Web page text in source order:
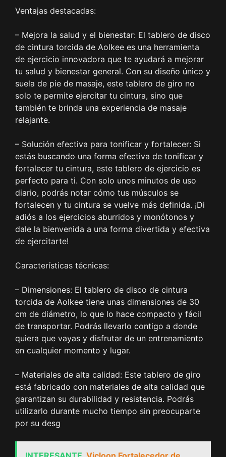
Ventajas destacadas:
– Mejora la salud y el bienestar: El tablero de disco
de cintura torcida de Aolkee es una herramienta
de ejercicio innovadora que te ayudará a mejorar
tu salud y bienestar general. Con su diseño único y
suela de pie de masaje, este tablero de giro no
solo te permite ejercitar tu cintura, sino que
también te brinda una experiencia de masaje
relajante.
– Solución efectiva para tonificar y fortalecer: Si
estás buscando una forma efectiva de tonificar y
fortalecer tu cintura, este tablero de ejercicio es
perfecto para ti. Con solo unos minutos de uso
diario, podrás notar cómo tus músculos se
fortalecen y tu cintura se vuelve más definida. ¡Di
adiós a los ejercicios aburridos y monótonos y
dale la bienvenida a una forma divertida y efectiva
de ejercitarte!
Características técnicas:
– Dimensiones: El tablero de disco de cintura
torcida de Aolkee tiene unas dimensiones de 30
cm de diámetro, lo que lo hace compacto y fácil
de transportar. Podrás llevarlo contigo a donde
quiera que vayas y disfrutar de un entrenamiento
en cualquier momento y lugar.
– Materiales de alta calidad: Este tablero de giro
está fabricado con materiales de alta calidad que
garantizan su durabilidad y resistencia. Podrás
utilizarlo durante mucho tiempo sin preocuparte
por su desg